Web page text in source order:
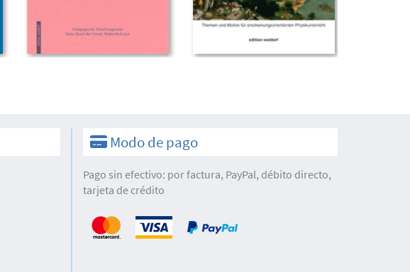
Modo de pago
Pago sin efectivo: por factura, PayPal, débito directo,
tarjeta de crédito